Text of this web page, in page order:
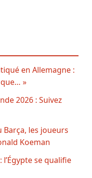
en Allemagne :
»
2026 : Suivez
Barça, les joueurs
Koeman
se qualifie